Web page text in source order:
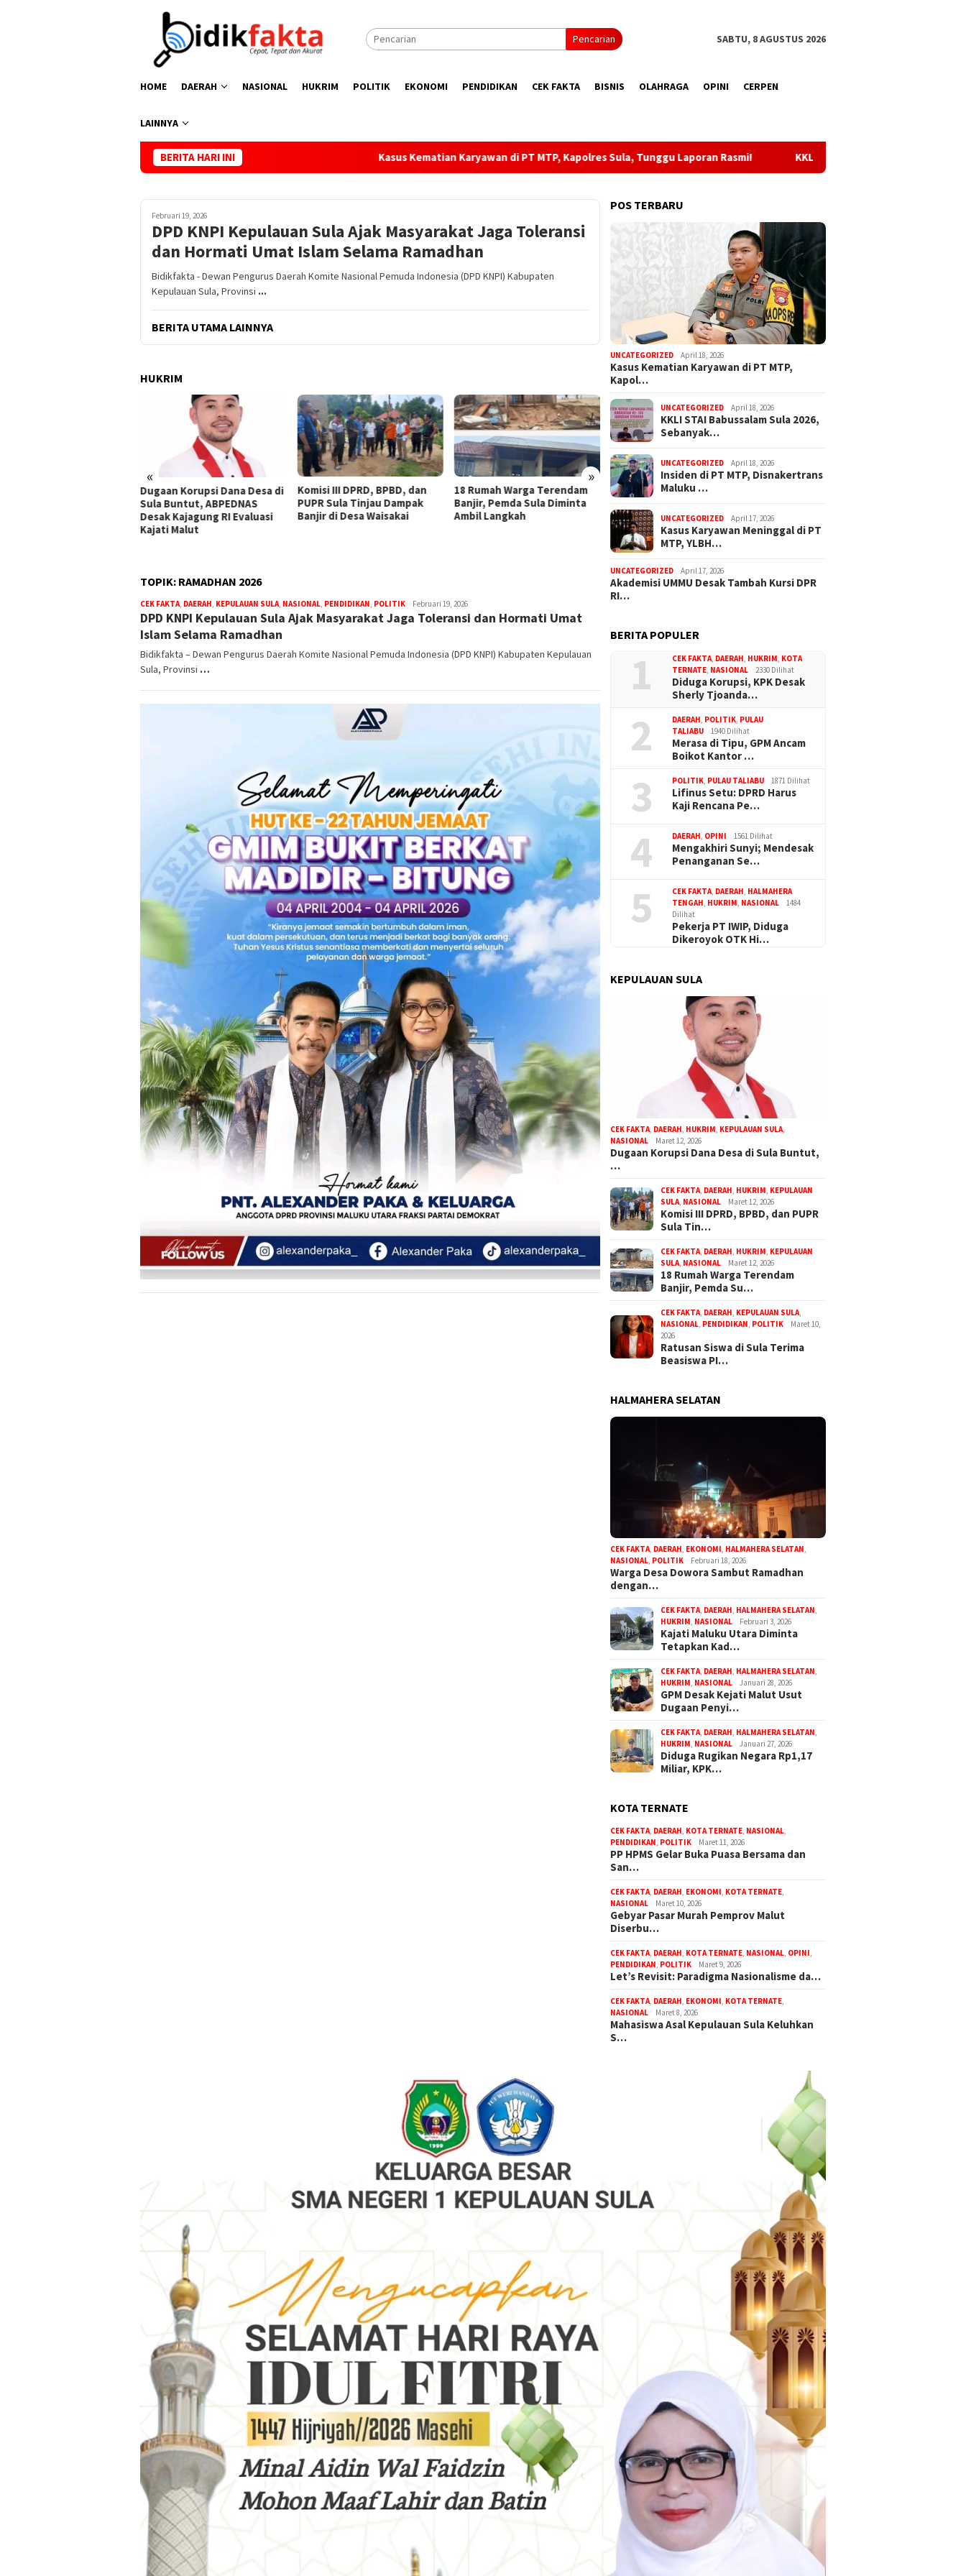
Pencarian SABTU, 8 AGUSTUS 2026
HOME DAERAH NASIONAL HUKRIM POLITIK EKONOMI PENDIDIKAN CEK FAKTA BISNIS OLAHRAGA OPINI CERPEN
LAINNYA
BERITA HARI INI Kasus Kematian Karyawan di PT MTP, Kapolres Sula, Tunggu Laporan Rasmi! KKLI STAI Babussalam Sula 2026, Sebanyak 65
Februari 19, 2026
DPD KNPI Kepulauan Sula Ajak Masyarakat Jaga Toleransi
dan Hormati Umat Islam Selama Ramadhan
Bidikfakta - Dewan Pengurus Daerah Komite Nasional Pemuda Indonesia (DPD KNPI) Kabupaten
Kepulauan Sula, Provinsi ...
BERITA UTAMA LAINNYA
HUKRIM
« »
Komisi III DPRD, BPBD, dan
PUPR Sula Tinjau Dampak
Banjir di Desa Waisakai
18 Rumah Warga Terendam
Banjir, Pemda Sula Diminta
Ambil Langkah
Balas Serangan Israel, Rudal
Khorramshahr-4 Iran Hantam
Bandara Ben Gurion dan
GMNI Malut Apresiasi Gerak
Cepat Polres Haltim Tangani
Dugaan Teror OTK di Lakoda
Desak Kajagung RI Evaluasi
Kajati Malut
TOPIK: RAMADHAN 2026
CEK FAKTA, DAERAH, KEPULAUAN SULA, NASIONAL, PENDIDIKAN, POLITIK bidikfakta.id
Februari 19, 2026
DPD KNPI Kepulauan Sula Ajak Masyarakat Jaga Toleransi dan Hormati Umat
Islam Selama Ramadhan
Bidikfakta – Dewan Pengurus Daerah Komite Nasional Pemuda Indonesia (DPD KNPI) Kabupaten Kepulauan
Sula, Provinsi …
POS TERBARU
UNCATEGORIZED April 18, 2026
Kasus Kematian Karyawan di PT MTP,
Kapol…
UNCATEGORIZED April 18, 2026
KKLI STAI Babussalam Sula 2026,
Sebanyak…
UNCATEGORIZED April 18, 2026
Insiden di PT MTP, Disnakertrans
Maluku …
UNCATEGORIZED April 17, 2026
Kasus Karyawan Meninggal di PT
MTP, YLBH…
UNCATEGORIZED April 17, 2026
Akademisi UMMU Desak Tambah Kursi DPR
RI…
BERITA POPULER
1 CEK FAKTA DAERAH HUKRIM KOTA
TERNATE NASIONAL 2330 Dilihat
Diduga Korupsi, KPK Desak
Sherly Tjoanda…
2 DAERAH POLITIK PULAU
TALIABU
1940 Dilihat
Merasa di Tipu, GPM Ancam
Boikot Kantor …
3 POLITIK PULAU TALIABU 1871 Dilihat
Lifinus Setu: DPRD Harus
Kaji Rencana Pe…
4 DAERAH OPINI 1561 Dilihat
Mengakhiri Sunyi; Mendesak
Penanganan Se…
5 CEK FAKTA DAERAH HALMAHERA
TENGAH HUKRIM NASIONAL
1484
Dilihat
Pekerja PT IWIP, Diduga
Dikeroyok OTK Hi…
KEPULAUAN SULA
CEK FAKTA DAERAH HUKRIM KEPULAUAN SULA
NASIONAL
Maret 12, 2026
Dugaan Korupsi Dana Desa di Sula Buntut,
…
CEK FAKTA DAERAH HUKRIM KEPULAUAN
SULA NASIONAL Maret 12, 2026
Komisi III DPRD, BPBD, dan PUPR
Sula Tin…
CEK FAKTA DAERAH HUKRIM KEPULAUAN
SULA NASIONAL Maret 12, 2026
18 Rumah Warga Terendam
Banjir, Pemda Su…
CEK FAKTA DAERAH KEPULAUAN SULA
NASIONAL PENDIDIKAN POLITIK
Maret 10,
2026
Ratusan Siswa di Sula Terima
Beasiswa PI…
HALMAHERA SELATAN
CEK FAKTA, DAERAH, EKONOMI, HALMAHERA SELATAN,
NASIONAL, POLITIK Februari 18, 2026
Warga Desa Dowora Sambut Ramadhan
dengan…
CEK FAKTA, DAERAH, HALMAHERA SELATAN,
HUKRIM, NASIONAL Februari 3, 2026
Kajati Maluku Utara Diminta
Tetapkan Kad…
CEK FAKTA, DAERAH, HALMAHERA SELATAN,
HUKRIM, NASIONAL Januari 28, 2026
GPM Desak Kejati Malut Usut
Dugaan Penyi…
CEK FAKTA, DAERAH, HALMAHERA SELATAN,
HUKRIM, NASIONAL Januari 27, 2026
Diduga Rugikan Negara Rp1,17
Miliar, KPK…
KOTA TERNATE
CEK FAKTA, DAERAH, KOTA TERNATE, NASIONAL,
PENDIDIKAN, POLITIK Maret 11, 2026
PP HPMS Gelar Buka Puasa Bersama dan
San…
CEK FAKTA, DAERAH, EKONOMI, KOTA TERNATE,
NASIONAL
Maret 10, 2026
Gebyar Pasar Murah Pemprov Malut
Diserbu…
CEK FAKTA, DAERAH, KOTA TERNATE, NASIONAL, OPINI,
PENDIDIKAN, POLITIK Maret 9, 2026
Let’s Revisit: Paradigma Nasionalisme da…
CEK FAKTA, DAERAH, EKONOMI, KOTA TERNATE,
NASIONAL
Maret 8, 2026
Mahasiswa Asal Kepulauan Sula Keluhkan
S…